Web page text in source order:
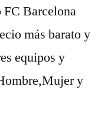
FC Barcelona
más barato y
equipos y
y